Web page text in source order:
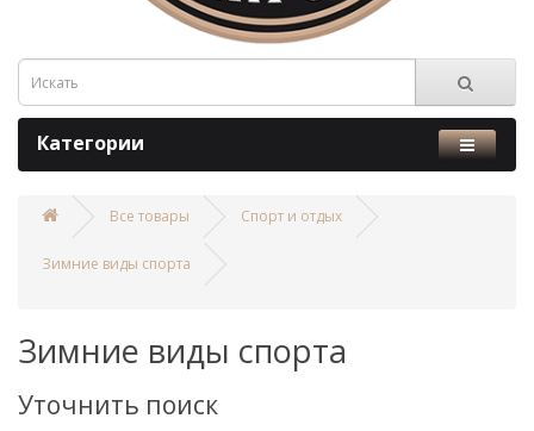
Категории
Все товары Спорт и отдых
Зимние виды спорта
Зимние виды спорта
Уточнить поиск